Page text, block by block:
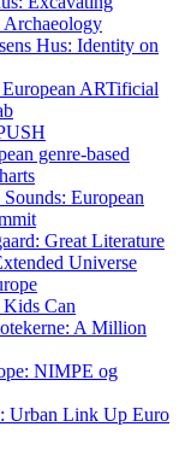
Archaeology
Hus: Identity on
ARTificial
genre-based
European
Great Literature
Universe
Kids Can
A Million
NIMPE og
Urban Link Up Euro